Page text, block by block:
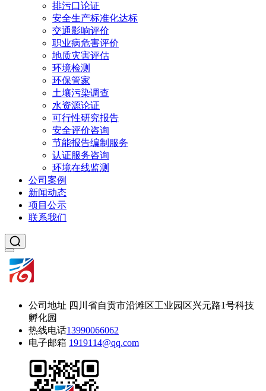
排污口论证
安全生产标准化达标
交通影响评价
职业病危害评价
地质灾害评估
环境检测
环保管家
土壤污染调查
水资源论证
可行性研究报告
安全评价咨询
节能报告编制服务
认证服务咨询
环境在线监测
公司案例
新闻动态
项目公示
联系我们
公司地址 四川省自贡市沿滩区工业园区兴元路1号科技
孵化园
热线电话13990066062
电子邮箱 1919114@qq.com